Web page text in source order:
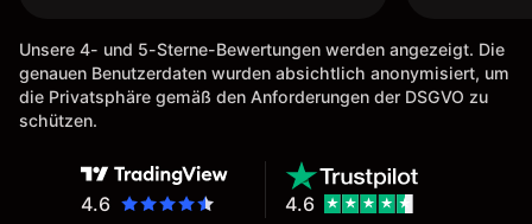
Unsere 4- und 5-Sterne-Bewertungen werden angezeigt. Die
genauen Benutzerdaten wurden absichtlich anonymisiert, um
die Privatsphäre gemäß den Anforderungen der DSGVO zu
schützen.
4.6 4.6